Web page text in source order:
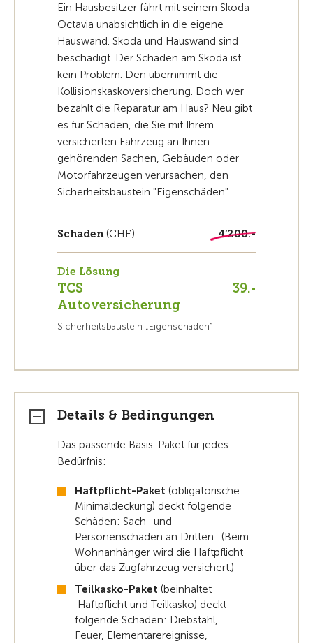
Ein Hausbesitzer fährt mit seinem Skoda
Octavia unabsichtlich in die eigene
Hauswand. Skoda und Hauswand sind
beschädigt. Der Schaden am Skoda ist
kein Problem. Den übernimmt die
Kollisionskaskoversicherung. Doch wer
bezahlt die Reparatur am Haus? Neu gibt
es für Schäden, die Sie mit Ihrem
versicherten Fahrzeug an Ihnen
gehörenden Sachen, Gebäuden oder
Motorfahrzeugen verursachen, den
Sicherheitsbaustein "Eigenschäden".
Schaden(CHF) 4’200.-
Die Lösung
TCS
Autoversicherung
39.-
Sicherheitsbaustein „Eigenschäden“
Details & Bedingungen
Das passende Basis-Paket für jedes
Bedürfnis:
Haftpflicht-Paket (obligatorische
Minimaldeckung) deckt folgende
Schäden: Sach- und
Personenschäden an Dritten. (Beim
Wohnanhänger wird die Haftpflicht
über das Zugfahrzeug versichert.)
Teilkasko-Paket (beinhaltet
Haftpflicht und Teilkasko) deckt
folgende Schäden: Diebstahl,
Feuer, Elementarereignisse,